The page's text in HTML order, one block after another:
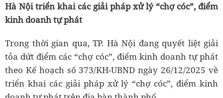
Hà Nội triển khai các giải pháp xử lý “chợ cóc”, điểm
kinh doanh tự phát
Trong thời gian qua, TP. Hà Nội đang quyết liệt giải
tỏa dứt điểm các “chợ cóc”, điểm kinh doanh tự phát
theo Kế hoạch số 373/KH-UBND ngày 26/12/2025 về
triển khai các giải pháp xử lý “chợ cóc”, điểm kinh